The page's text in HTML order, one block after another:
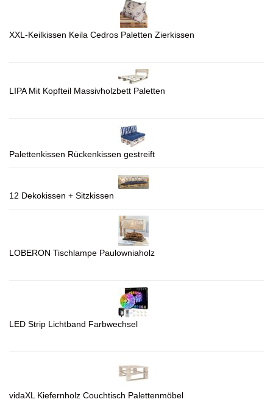
XXL-Keilkissen Keila Cedros Paletten Zierkissen
LIPA Mit Kopfteil Massivholzbett Paletten
Palettenkissen Rückenkissen gestreift
12 Dekokissen + Sitzkissen
LOBERON Tischlampe Paulowniaholz
LED Strip Lichtband Farbwechsel
vidaXL Kiefernholz Couchtisch Palettenmöbel